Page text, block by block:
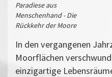
Paradiese aus
Menschenhand - Die
Rückkehr der Moore
In den vergangenen
Moorflächen
einzigartige